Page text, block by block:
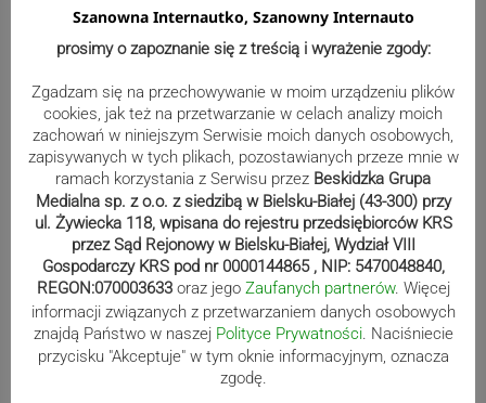
ZDJĘCIA
Biało-zieloni nadal niepokonani.
Rekord – Stal 3:1 | ZDJĘCIA
Mistrzowie świata z MCK Żywiec!
ZDJĘCIA
Bracia Szejowie ruszają po kolejne
Szanowna Internautko, Szanowny Internauto
prosimy o zapoznanie się z treścią i wyrażenie zgody:
Zgadzam się na przechowywanie w moim urządzeniu plików
cookies, jak też na przetwarzanie w celach analizy moich
zachowań w niniejszym Serwisie moich danych osobowych,
zapisywanych w tych plikach, pozostawianych przeze mnie w
ramach korzystania z Serwisu przez Beskidzka Grupa
Medialna sp. z o.o. z siedzibą w Bielsku-Białej (43-300) przy
ul. Żywiecka 118, wpisana do rejestru przedsiębiorców KRS
przez Sąd Rejonowy w Bielsku-Białej, Wydział VIII
Gospodarczy KRS pod nr 0000144865 , NIP: 5470048840,
REGON:070003633 oraz jego Zaufanych partnerów. Więcej
informacji związanych z przetwarzaniem danych osobowych
znajdą Państwo w naszej Polityce Prywatności. Naciśniecie
przycisku "Akceptuje" w tym oknie informacyjnym, oznacza
zgodę.